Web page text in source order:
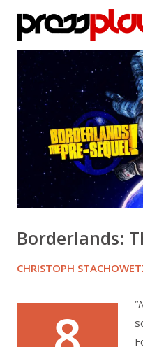
Borderlands:
CHRISTOPH
“